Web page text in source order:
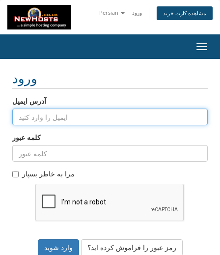
Persian ورود مشاهده کارت خرید
تغییر
ورود
آدرس ایمیل
کلمه عبور
مرا به خاطر بسپار
رمز عبور را فراموش کرده اید؟